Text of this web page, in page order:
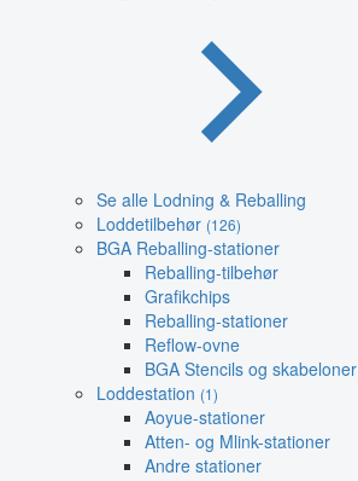
Se alle Lodning & Reballing
Loddetilbehør (126)
BGA Reballing-stationer
Reballing-tilbehør
Grafikchips
Reballing-stationer
Reflow-ovne
BGA Stencils og skabeloner
Loddestation (1)
Aoyue-stationer
Atten- og Mlink-stationer
Andre stationer